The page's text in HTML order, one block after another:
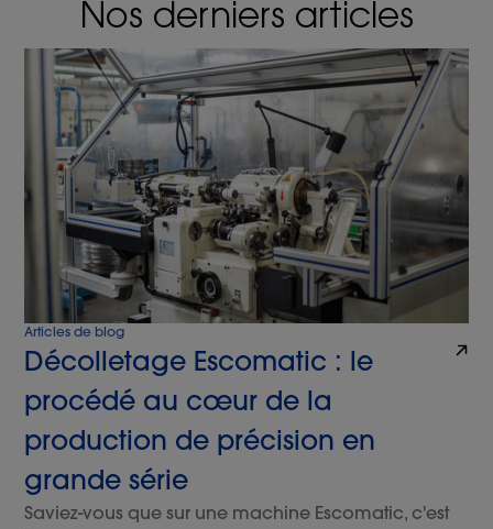
Nos derniers articles
Articles de blog
Décolletage Escomatic : le
procédé au cœur de la
production de précision en
grande série
Saviez-vous que sur une machine Escomatic, c'est